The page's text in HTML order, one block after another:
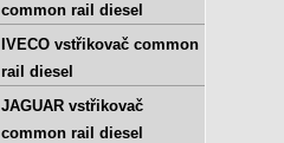
common rail diesel
IVECO vstřikovač common
rail diesel
JAGUAR vstřikovač
common rail diesel